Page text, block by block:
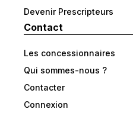
Devenir Prescripteurs
Contact
Les concessionnaires
Qui sommes-nous ?
Contacter
Connexion